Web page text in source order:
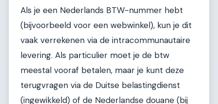
Als je een Nederlands BTW-nummer hebt
(bijvoorbeeld voor een webwinkel), kun je dit
vaak verrekenen via de intracommunautaire
levering. Als particulier moet je de btw
meestal vooraf betalen, maar je kunt deze
terugvragen via de Duitse belastingdienst
(ingewikkeld) of de Nederlandse douane (bij